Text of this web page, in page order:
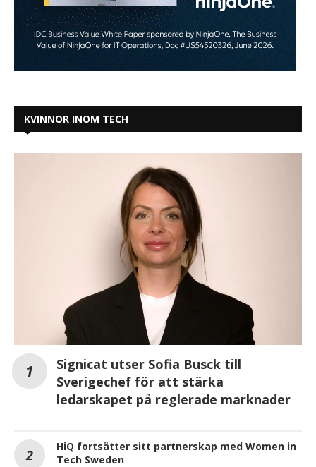
KVINNOR INOM TECH
Signicat utser Sofia Busck till
Sverigechef för att stärka
ledarskapet på reglerade marknader
HiQ fortsätter sitt partnerskap med Women in
Tech Sweden